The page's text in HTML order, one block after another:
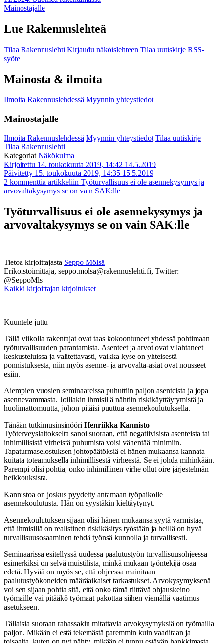
Mainostajalle
Lue Rakennuslehteä
Tilaa Rakennuslehti Kirjaudu näköislehteen Tilaa uutiskirje RSS-
syöte
Mainosta & ilmoita
Ilmoita Rakennuslehdessä Myynnin yhteystiedot
Mainostajalle
Ilmoita Rakennuslehdessä Myynnin yhteystiedot Tilaa uutiskirje
Tilaa Rakennuslehti
Kategoriat Näkökulma
Kirjoitettu 14. toukokuuta 2019, 14:42 14.5.2019
Päivitetty 15. toukokuuta 2019, 14:35 15.5.2019
2 kommenttia artikkeliin Työturvallisuus ei ole asennekysymys ja
arvovaltakysymys se on vain SAK:lle
Työturvallisuus ei ole asennekysymys ja
arvovaltakysymys se on vain SAK:lle
Tietoa kirjoittajasta Seppo Mölsä
Erikoistoimittaja, seppo.molsa@rakennuslehti.fi, Twitter:
@SeppoMls
Kaikki kirjoittajan kirjoitukset
Kuuntele juttu
Tällä viikolla rakentajat ovat taas kokoontuneet yhdessä pohtimaan
työturvallisuuden parantamista. Asenteet ja arvot ovat vilahtaneet
keskusteluissa ja valitettavasti, vaikka kyse on yhteisestä
ponnistuksesta, niin myös asenne- ja arvovalta-asiat ovat nousseet
esiin.
Aiempien vuosien seminaareissa puhuttiin paljon asenteista ja jopa
asennevammasta. Joillakin ihmisillä nähtiin riskikäyttäytymistä ja
huolimattomuutta, johon pitäisi puuttua asennekoulutuksella.
Tänään tutkimusinsinööri Henriikka Kannisto
Työterveyslaitokselta sanoi suoraan, että negatiivisista asenteista tai
inhimillisistä virheistä puhumista voisi vähentää minimiin.
Tapaturmaselostuksen johtopäätöksiä ei hänen mukaansa kannata
kuitata toteamuksella inhimillisestä virheestä. Se ei johda mihinkään.
Parempi olisi pohtia, onko inhimillinen virhe ollut oire järjestelmän
heikkouksista.
Kannistoa on joskus pyydetty antamaan työpaikolle
asennekoulutusta. Hän on syystäkin kieltäytynyt.
Asennekoulutuksen sijaan olisi hänen mukaansa syytä varmistaa,
että ihmisillä on realistinen riskikäsitys työstään ja heillä on hyvä
turvallisuusosaaminen tehdä työnsä kunnolla ja turvallisesti.
Seminaarissa esitellyssä uudessa paalutustyön turvallisuusohjeessa
esimerkiksi on selvä muistilista, minkä mukaan työntekijä osaa
edetä. Hyvää on myös se, että ohjeessa mainitaan
paalutustyökoneiden määräaikaiset tarkastukset. Arvokysymyksenä
voi sen sijaan pohtia sitä, että onko tämä riittävä ohjauskeino
työmaille vai pitääkö työmaat pakottaa siihen viemällä vaatimus
asetukseen.
Tällaisia suoraan rahassakin mitattavia arvokysymyksiä on työmailla
paljon. Mikään ei estä tekemästä paremmin kuin vaaditaan ja
toisaalta, kuten on nyt nähty, mikään ei tunnu estävän hankkimasta